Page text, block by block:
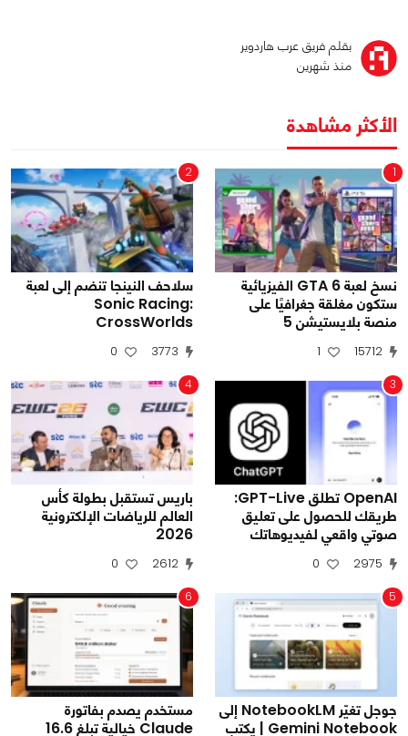
بقلم فريق عرب هاردوير
منذ شهرين
الأكثر مشاهدة
1
نسخ لعبة GTA 6 الفيزيائية
ستكون مغلقة جغرافيًا على
منصة بلايستيشن 5
15712
1
2
سلاحف النينجا تنضم إلى لعبة
Sonic Racing:
CrossWorlds
3773
0
3
OpenAI تطلق GPT-Live:
طريقك للحصول على تعليق
صوتي واقعي لفيديوهاتك
2975
0
4
باريس تستقبل بطولة كأس
العالم للرياضات الإلكترونية
2026
2612
0
5
جوجل تغيّر NotebookLM إلى
Gemini Notebook | يكتب
6
مستخدم يصدم بفاتورة
Claude خيالية تبلغ 16.6